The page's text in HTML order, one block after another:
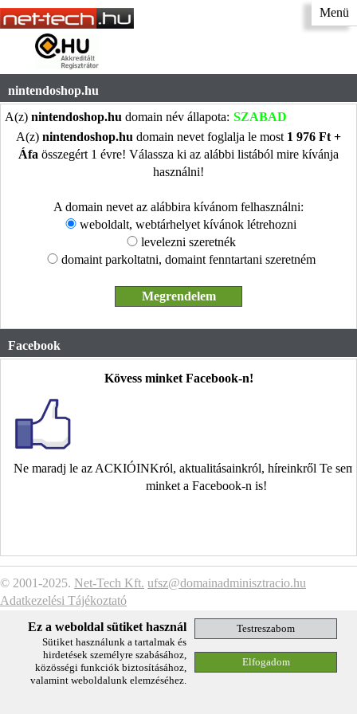
Menü
nintendoshop.hu
A(z) nintendoshop.hu domain név állapota: SZABAD
A(z) nintendoshop.hu domain nevet foglalja le most 1 976 Ft +
Áfa összegért 1 évre! Válassza ki az alábbi listából mire kívánja
használni!
A domain nevet az alábbira kívánom felhasználni:
weboldalt, webtárhelyet kívánok létrehozni
levelezni szeretnék
domaint parkoltatni, domaint fenntartani szeretném
Facebook
Kövess minket Facebook-n!
Ne maradj le az ACKIÓINKról, aktualitásainkról, híreinkről Te
minket a Facebook-n is!
© 2001-2025. Net-Tech Kft. ufsz@domainadminisztracio.hu
Adatkezelési Tájékoztató
Ez a weboldal sütiket használ
Sütiket használunk a tartalmak és
hirdetések személyre szabásához,
közösségi funkciók biztosításához,
valamint weboldalunk elemzéséhez.